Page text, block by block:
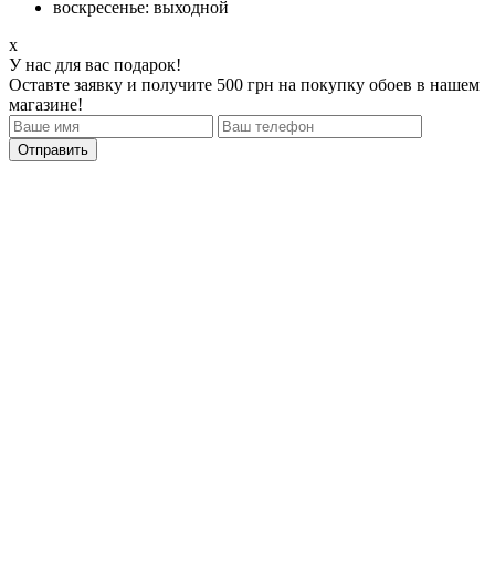
воскресенье: выходной
x
У нас для вас подарок!
Оставте заявку и получите 500 грн на покупку обоев в нашем
магазине!